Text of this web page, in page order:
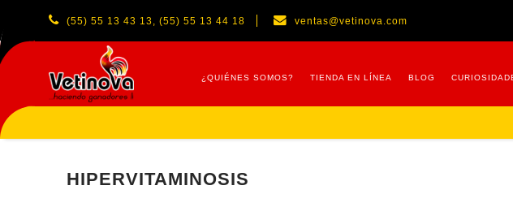
(55) 55 13 43 13, (55) 55 13 44 18 ventas@vetinova.com
¿QUIÉNES SOMOS? TIENDA EN LÍNEA BLOG
HIPERVITAMINOSIS